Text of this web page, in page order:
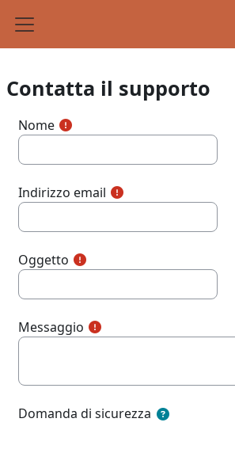
Pannello laterale
Contatta il supporto
Nome
Indirizzo email
Oggetto
Messaggio
Domanda di sicurezza